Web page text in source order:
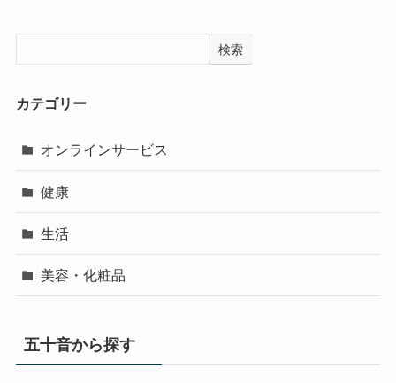
検索
カテゴリー
オンラインサービス
健康
生活
美容・化粧品
五十音から探す